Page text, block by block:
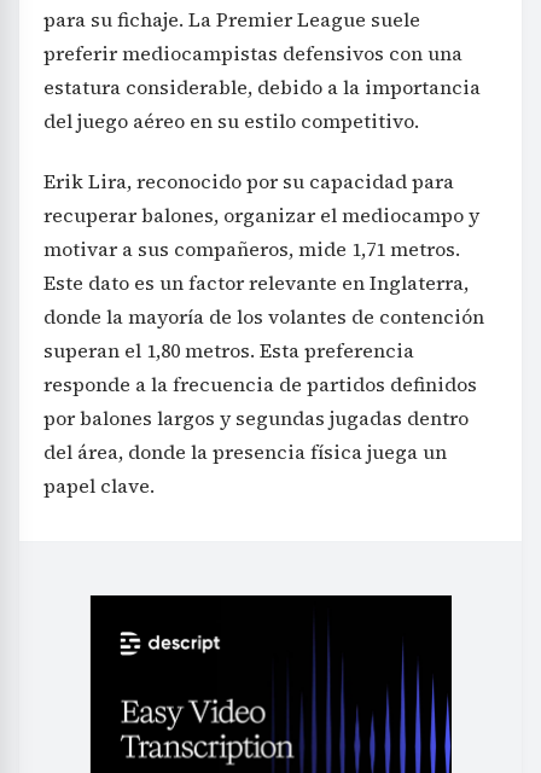
para su fichaje. La Premier League suele
preferir mediocampistas defensivos con una
estatura considerable, debido a la importancia
del juego aéreo en su estilo competitivo.
Erik Lira, reconocido por su capacidad para
recuperar balones, organizar el mediocampo y
motivar a sus compañeros, mide 1,71 metros.
Este dato es un factor relevante en Inglaterra,
donde la mayoría de los volantes de contención
superan el 1,80 metros. Esta preferencia
responde a la frecuencia de partidos definidos
por balones largos y segundas jugadas dentro
del área, donde la presencia física juega un
papel clave.